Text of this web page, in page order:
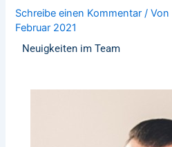
Schreibe einen Kommentar / Von
Februar 2021
Neuigkeiten im Team